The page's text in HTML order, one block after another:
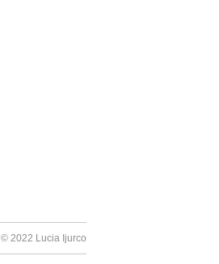
© 2022 Lucia Ijurco